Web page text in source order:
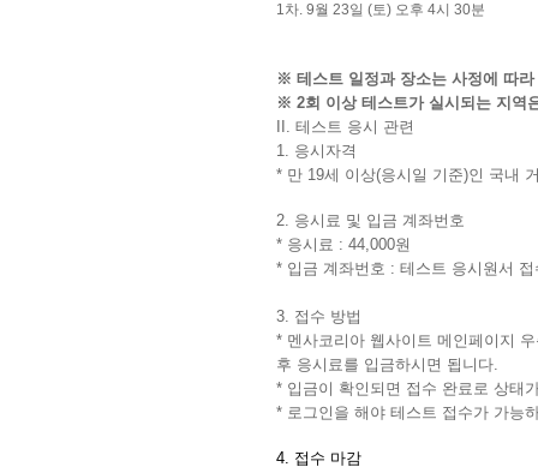
1차. 9월 23일 (토) 오후 4시 30분
※ 테스트 일정과 장소는 사정에 따
※ 2회 이상 테스트가 실시되는 지역
II. 테스트 응시 관련
1. 응시자격
* 만 19세 이상(응시일 기준)인 국내
2. 응시료 및 입금 계좌번호
* 응시료 : 44,000원
* 입금 계좌번호 : 테스트 응시원서
3. 접수 방법
* 멘사코리아 웹사이트 메인페이지
후 응시료를 입금하시면 됩니다.
* 입금이 확인되면 접수 완료로 상태
* 로그인을 해야 테스트 접수가 가능
4. 접수 마감